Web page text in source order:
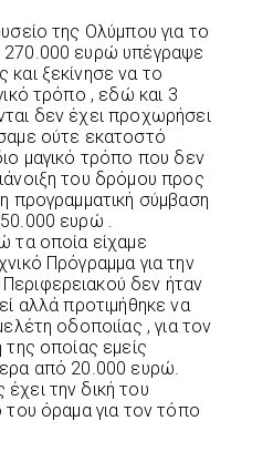
της Ολύμπου για το
270.000 ευρώ υπέγραψε
ξεκίνησε να το
τρόπο , εδώ και 3
δεν έχει προχωρήσει
ούτε εκατοστό
μαγικό τρόπο που δεν
του δρόμου προς
προγραμματική σύμβαση
ευρώ .
τα οποία είχαμε
Πρόγραμμα για την
δεν ήταν
αλλά προτιμήθηκε να
οδοποιίας , για τον
της οποίας εμείς
από 20.000 ευρώ.
την δική του
του όραμα για τον τόπο